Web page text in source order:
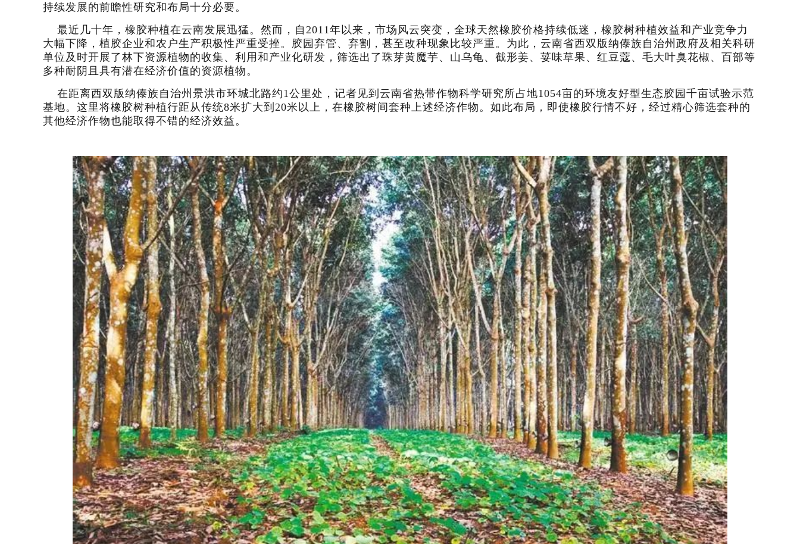
持续发展的前瞻性研究和布局十分必要。
最近几十年，橡胶种植在云南发展迅猛。然而，自2011年以来，市场风云突变，全球天然橡胶价格持续低迷，橡胶树种植效益和产业竞争力
大幅下降，植胶企业和农户生产积极性严重受挫。胶园弃管、弃割，甚至改种现象比较严重。为此，云南省西双版纳傣族自治州政府及相关科研
单位及时开展了林下资源植物的收集、利用和产业化研发，筛选出了珠芽黄魔芋、山乌龟、截形姜、荽味草果、红豆蔻、毛大叶臭花椒、百部等
多种耐阴且具有潜在经济价值的资源植物。
在距离西双版纳傣族自治州景洪市环城北路约1公里处，记者见到云南省热带作物科学研究所占地1054亩的环境友好型生态胶园千亩试验示范
基地。这里将橡胶树种植行距从传统8米扩大到20米以上，在橡胶树间套种上述经济作物。如此布局，即使橡胶行情不好，经过精心筛选套种的
其他经济作物也能取得不错的经济效益。